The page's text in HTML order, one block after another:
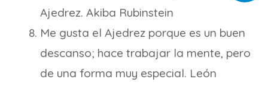
Ajedrez. Akiba Rubinstein
Me gusta el Ajedrez porque es un buen
descanso; hace trabajar la mente, pero
de una forma muy especial. León